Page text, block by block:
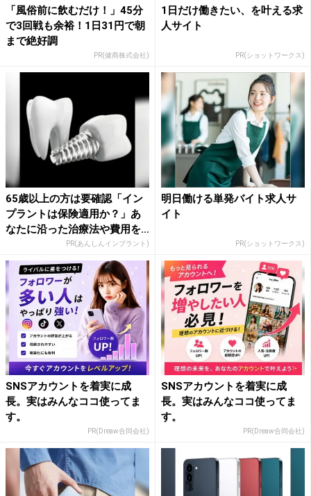
「風俗前に飲むだけ！」45分
で3回戦も余裕！1日31円で朝
まで絶好調
PR(健商株式会社)
1日だけ働きたい、を叶える求
人サイト
PR(ショットワークス)
65歳以上の方は要確認「イン
プラントは保険適用か？」あ
なたに沿った治療法や費用を...
PR(あんしんインプラント)
明日働ける単発バイト求人サ
イト
PR(ショットワークス)
SNSアカウントを着実に成
長。実はみんなココ使ってま
す。
PR(Dreaw合同会社)
SNSアカウントを着実に成
長。実はみんなココ使ってま
す。
PR(Dreaw合同会社)